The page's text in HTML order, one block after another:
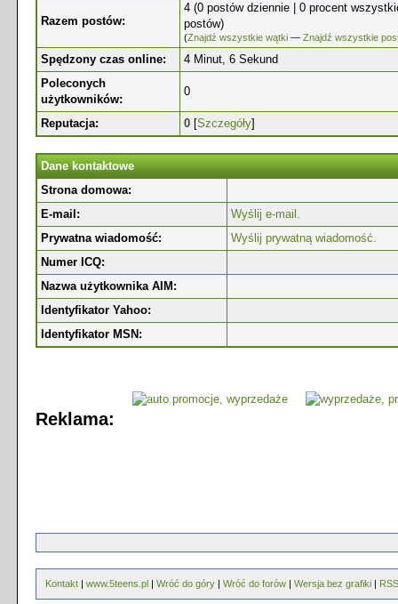
Razem postów:
4 (0 postów dziennie | 0 procent
postów)
(Znajdź wszystkie wątki — Znajdź wszystkie
Spędzony czas online:
4 Minut, 6 Sekund
Poleconych
użytkowników:
0
Reputacja: 0 [Szczegóły]
Dane kontaktowe
Strona domowa:
E-mail:
Wyślij e-mail.
Prywatna wiadomość:
Wyślij prywatną wiadomość.
Numer ICQ:
Nazwa użytkownika AIM:
Identyfikator Yahoo:
Identyfikator MSN:
Reklama:
Kontakt | www.5teens.pl | Wróć do góry | Wróć do forów | Wersja bez grafiki | RSS